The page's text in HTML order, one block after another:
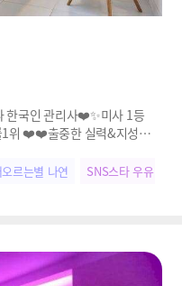
한국인 관리사❤️✨미사 1등
위 ❤️❤️출중한 실력&지성✨
오르는별 나연 SNS스타 우유